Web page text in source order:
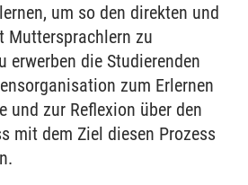
um so den direkten und
Muttersprachlern zu
erwerben die Studierenden
zum Erlernen
und zur Reflexion über den
mit dem Ziel diesen Prozess